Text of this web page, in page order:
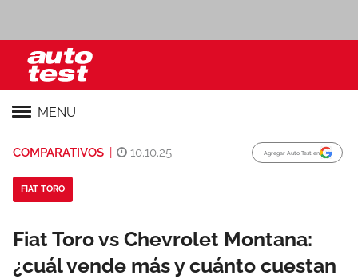
MENU
COMPARATIVOS 10.10.25 Agregar Auto Test en
FIAT TORO
Fiat Toro vs Chevrolet Montana:
¿cuál vende más y cuánto cuestan